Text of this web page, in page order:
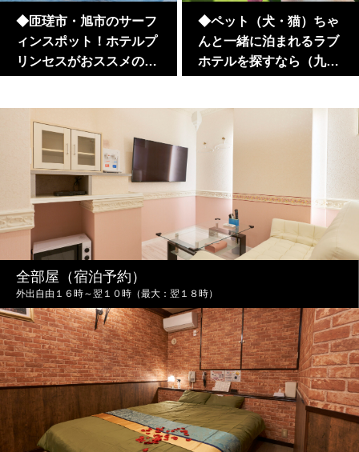
◆匝瑳市・旭市のサーフ
ィンスポット！ホテルプ
リンセスがおススメのサ
◆ペット（犬・猫）ちゃ
んと一緒に泊まれるラブ
ホテルを探すなら（九十
全部屋（宿泊予約）
外出自由１６時～翌１０時（最大：翌１８時）